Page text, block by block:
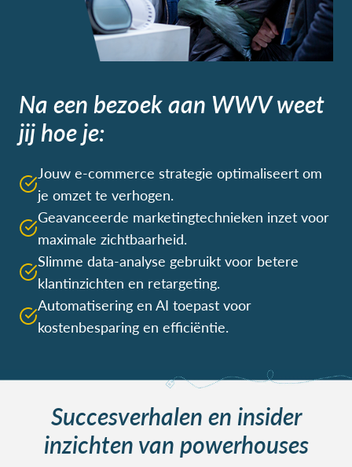
Na een bezoek aan WWV weet
jij hoe je:
Jouw e-commerce strategie optimaliseert om
je omzet te verhogen.
Geavanceerde marketingtechnieken inzet voor
maximale zichtbaarheid.
Slimme data-analyse gebruikt voor betere
klantinzichten en retargeting.
Automatisering en AI toepast voor
kostenbesparing en efficiëntie.
Succesverhalen en insider
inzichten van powerhouses